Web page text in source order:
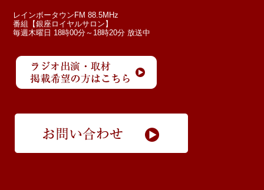
レインボータウンFM 88.5MHz
番組【銀座ロイヤルサロン】
毎週木曜日 18時00分～18時20分 放送中